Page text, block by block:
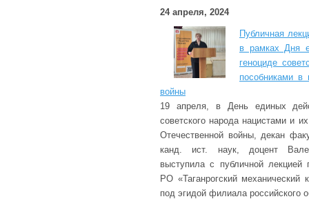
24 апреля, 2024
Публичная
в рамках Дня
геноциде
пособниками в
войны
19 апреля, в День единых
советского народа нацистами и
Отечественной войны, декан
канд. ист. наук, доцент
выступила с публичной
РО «Таганрогский механический
под эгидой филиала российского